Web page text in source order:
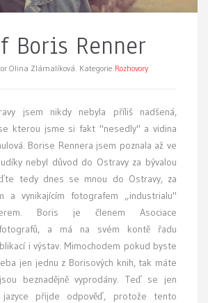
Boris Renner
Olina Zlámalíková. Kategorie Rozhovory
jsem nikdy nebyla příliš nadšená,
se kterou jsme si fakt "nesedly" a vidina
Borise Rennera jsem poznala až ve
nebyl důvod do Ostravy za bývalou
tedy dnes se mnou do Ostravy, za
a vynikajícím fotografem „industrialu"
Boris je členem Asociace
fotografů, a má na svém kontě řadu
i výstav. Mimochodem pokud byste
jen jednu z Borisových knih, tak máte
beznadějně vyprodány. Teď se jen
přijde odpověď, protože tento